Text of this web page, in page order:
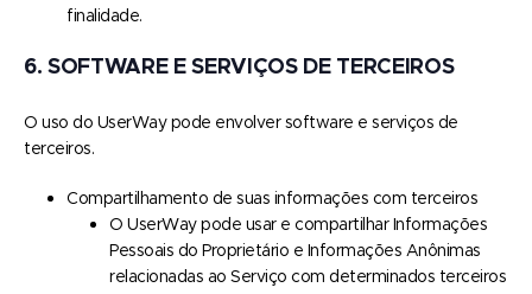
finalidade.
6. SOFTWARE E SERVIÇOS DE TERCEIROS
O uso do UserWay pode envolver software e serviços de
terceiros.
Compartilhamento de suas informações com terceiros
O UserWay pode usar e compartilhar Informações
Pessoais do Proprietário e Informações Anônimas
relacionadas ao Serviço com determinados terceiros